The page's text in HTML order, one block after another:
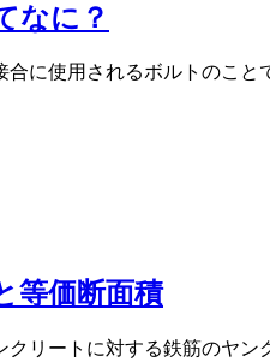
なに？
合に使用されるボルトのこ
等価断面積
クリートに対する鉄筋のヤ